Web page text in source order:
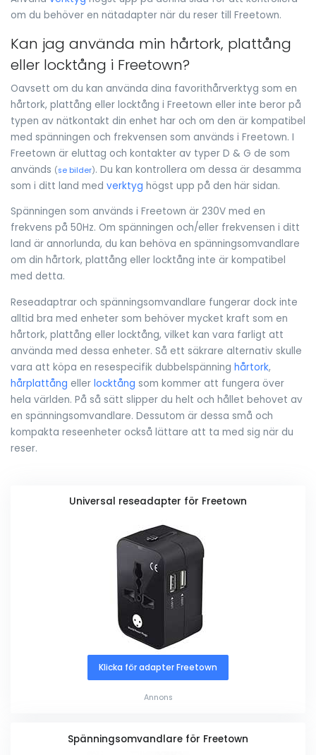
om du behöver en nätadapter när du reser till Freetown.
Kan jag använda min hårtork, plattång
eller locktång i Freetown?
Oavsett om du kan använda dina favorithårverktyg som en
hårtork, plattång eller locktång i Freetown eller inte beror på
typen av nätkontakt din enhet har och om den är kompatibel
med spänningen och frekvensen som används i Freetown. I
Freetown är eluttag och kontakter av typer D & G de som
används (se bilder). Du kan kontrollera om dessa är desamma
som i ditt land med verktyg högst upp på den här sidan.
Spänningen som används i Freetown är 230V med en
frekvens på 50Hz. Om spänningen och/eller frekvensen i ditt
land är annorlunda, du kan behöva en spänningsomvandlare
om din hårtork, plattång eller locktång inte är kompatibel
med detta.
Reseadaptrar och spänningsomvandlare fungerar dock inte
alltid bra med enheter som behöver mycket kraft som en
hårtork, plattång eller locktång, vilket kan vara farligt att
använda med dessa enheter. Så ett säkrare alternativ skulle
vara att köpa en resespecifik dubbelspänning hårtork,
hårplattång eller locktång som kommer att fungera över
hela världen. På så sätt slipper du helt och hållet behovet av
en spänningsomvandlare. Dessutom är dessa små och
kompakta reseenheter också lättare att ta med sig när du
reser.
Universal reseadapter för Freetown
Klicka för adapter Freetown
Annons
Spänningsomvandlare för Freetown